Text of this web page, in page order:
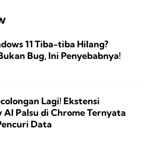
11 Tiba-tiba Hilang?
Bug, Ini Penyebabnya!
Lagi! Ekstensi
Palsu di Chrome Ternyata
Data